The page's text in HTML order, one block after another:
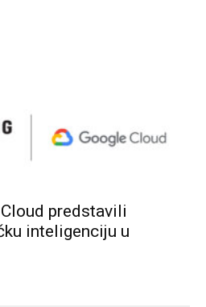
predstavili
inteligenciju u